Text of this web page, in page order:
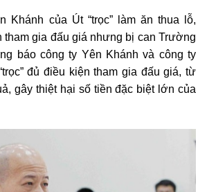
Khánh của Út “trọc” làm ăn thua lỗ,
tham gia đấu giá nhưng bị can Trường
báo công ty Yên Khánh và công ty
đủ điều kiện tham gia đấu giá, từ
gây thiệt hại số tiền đặc biệt lớn của